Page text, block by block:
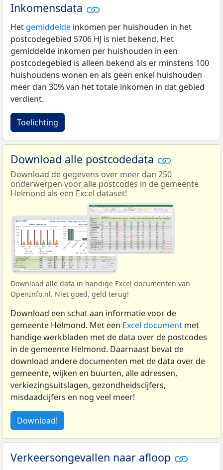
Inkomensdata
Het gemiddelde inkomen per huishouden in het
postcodegebied 5706 HJ is niet bekend. Het
gemiddelde inkomen per huishouden in een
postcodegebied is alleen bekend als er minstens 100
huishoudens wonen en als geen enkel huishouden
meer dan 30% van het totale inkomen in dat gebied
verdient.
Toelichting
Download alle postcodedata
Download de gegevens over meer dan 250
onderwerpen voor alle postcodes in de gemeente
Helmond als een Excel dataset!
Download alle data in handige Excel documenten van
OpenInfo.nl. Niet goed, geld terug!
Download een schat aan informatie voor de
gemeente Helmond. Met een Excel document met
handige werkbladen met de data over de postcodes
in de gemeente Helmond. Daarnaast bevat de
download andere documenten met de data over de
gemeente, wijken en buurten, alle adressen,
verkiezingsuitslagen, gezondheidscijfers,
misdaadcijfers en nog veel meer!
Download!
Verkeersongevallen naar afloop